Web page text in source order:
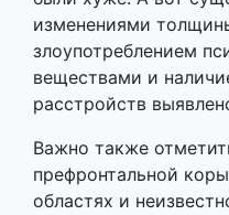
изменениями
злоупотреблением
веществами и
расстройств
Важно также
префронтальной
областях и